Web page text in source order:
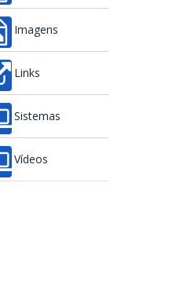
Imagens
Links
Sistemas
Vídeos